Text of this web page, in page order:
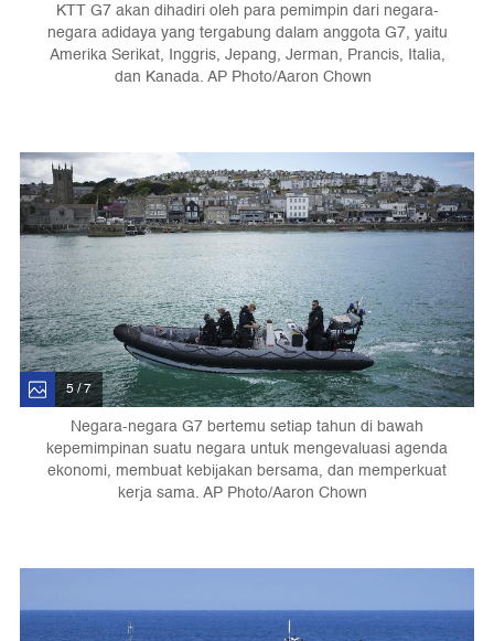
KTT G7 akan dihadiri oleh para pemimpin dari negara-
negara adidaya yang tergabung dalam anggota G7, yaitu
Amerika Serikat, Inggris, Jepang, Jerman, Prancis, Italia,
dan Kanada. AP Photo/Aaron Chown
5 / 7
Negara-negara G7 bertemu setiap tahun di bawah
kepemimpinan suatu negara untuk mengevaluasi agenda
ekonomi, membuat kebijakan bersama, dan memperkuat
kerja sama. AP Photo/Aaron Chown